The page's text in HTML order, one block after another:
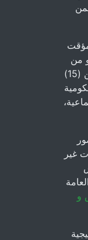
، حيث تم اختيار ( 160 ) عضو من
بين (228 ) مرشحاً، مقسمين على (13 ) قطاع اقتصادي و استثماري يمثلون اكثر من (15)
غير
و
استراتيجية